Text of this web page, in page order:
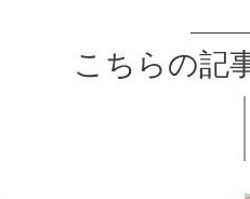
こちらの記